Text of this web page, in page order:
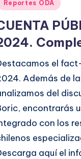
Reportes ODA
el
Además de
del
encontrarás
con los
aquí el